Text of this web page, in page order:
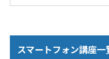
スマートフォン講座一